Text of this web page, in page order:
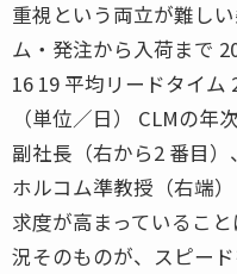
重視という両立が難し
ム・発注から入荷まで
16 19 平均リードタイム
（単位／日） CLMの
副社長（右から2 番目）
ホルコム準教授（右端
求度が高まっているこ
況そのものが、スピー